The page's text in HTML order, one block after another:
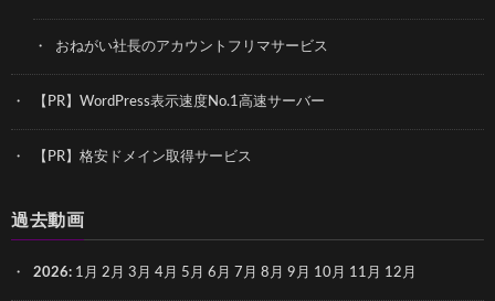
おねがい社長のアカウントフリマサービス
【PR】WordPress表示速度No.1高速サーバー
【PR】格安ドメイン取得サービス
過去動画
2026: 1月 2月 3月 4月 5月 6月 7月 8月 9月 10月 11月 12月